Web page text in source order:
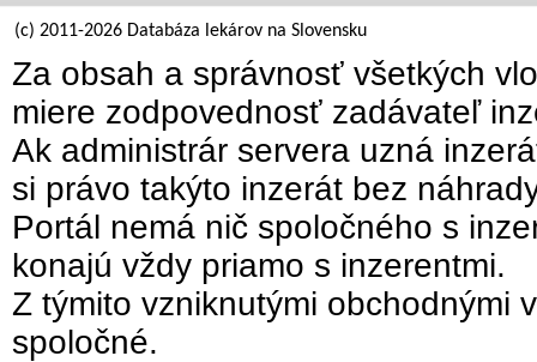
(c) 2011-2026 Databáza lekárov na Slovensku
Za obsah a správnosť všetkých
miere zodpovednosť zadávateľ
Ak administrár servera uzná
si právo takýto inzerát bez
Portál nemá nič spoločného s
konajú vždy priamo s inzerentmi.
Z týmito vzniknutými obchodnými
spoločné.